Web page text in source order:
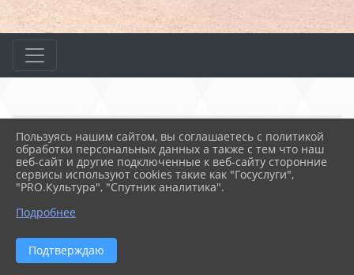
Главная МЕРОПРИЯТИЯ
Новости
Конкурс сварщиков "Искра"
19.04.2024 12:16
КОНКУРС СВАРЩИКОВ "ИСКРА"
Пользуясь нашим сайтом, вы соглашаетесь с политикой
обработки персональных данных а также с тем что наш
веб-сайт и другие подключенные к веб-сайту сторонние
сервисы используют cookies такие как "Госуслуги",
"PRO.Культура", "Спутник аналитика".
Подробнее
Подтверждаю